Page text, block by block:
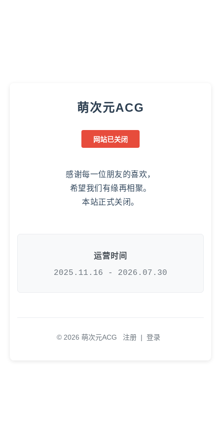
萌次元ACG
网站已关闭
感谢每一位朋友的喜欢，
希望我们有缘再相聚。
本站正式关闭。
运营时间
2025.11.16 - 2026.07.30
© 2026 萌次元ACG 注册 | 登录